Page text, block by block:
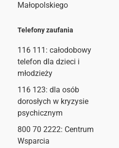
Małopolskiego
Telefony zaufania
116 111 : całodobowy
telefon dla dzieci i
młodzieży
116 123: dla osób
dorosłych w kryzysie
psychicznym
800 70 2222: Centrum
Wsparcia